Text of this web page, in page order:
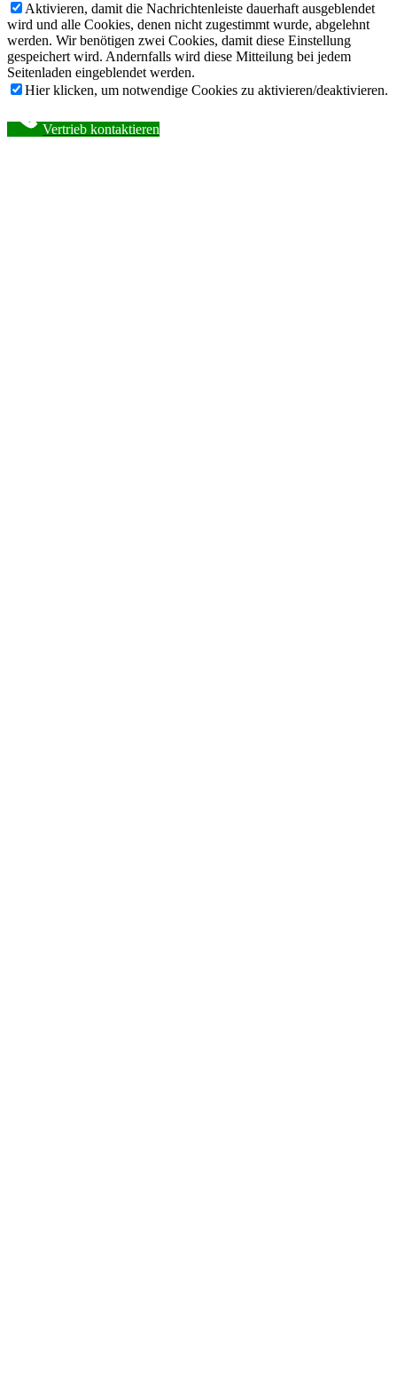
Aktivieren, damit die Nachrichtenleiste dauerhaft ausgeblendet
wird und alle Cookies, denen nicht zugestimmt wurde, abgelehnt
werden. Wir benötigen zwei Cookies, damit diese Einstellung
gespeichert wird. Andernfalls wird diese Mitteilung bei jedem
Seitenladen eingeblendet werden.
Hier klicken, um notwendige Cookies zu aktivieren/deaktivieren.
Vertrieb kontaktieren